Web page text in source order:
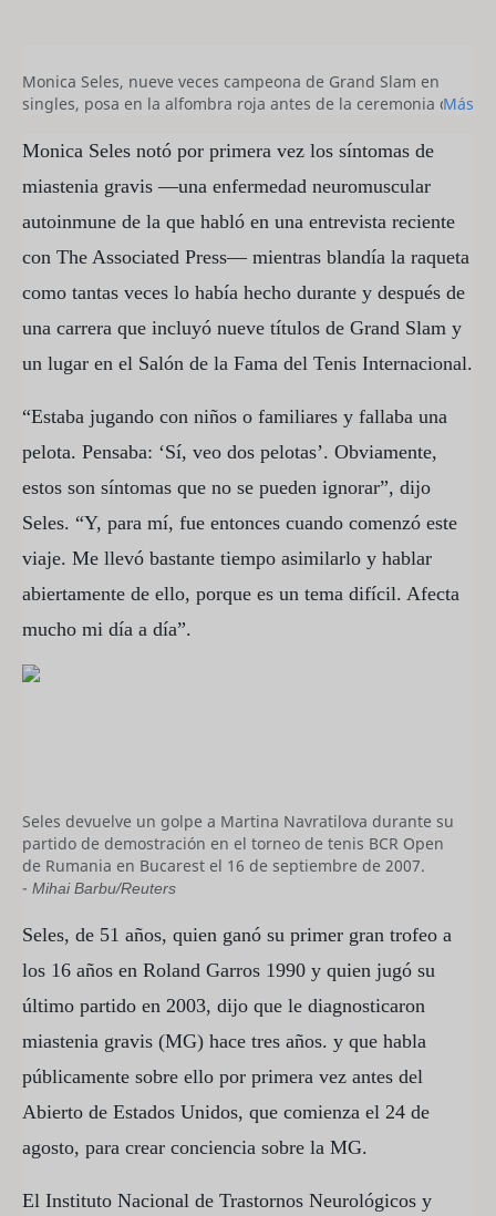
Monica Seles, nueve veces campeona de Grand Slam en
singles, posa en la alfombra roja antes de la ceremonia de
en el complejo Sporting de Montecarlo, Mónaco, el 18 de
Más
Monica Seles notó por primera vez los síntomas de
miastenia gravis —una enfermedad neuromuscular
autoinmune de la que habló en una entrevista reciente
con The Associated Press— mientras blandía la raqueta
como tantas veces lo había hecho durante y después de
una carrera que incluyó nueve títulos de Grand Slam y
un lugar en el Salón de la Fama del Tenis Internacional.
“Estaba jugando con niños o familiares y fallaba una
pelota. Pensaba: ‘Sí, veo dos pelotas’. Obviamente,
estos son síntomas que no se pueden ignorar”, dijo
Seles. “Y, para mí, fue entonces cuando comenzó este
viaje. Me llevó bastante tiempo asimilarlo y hablar
abiertamente de ello, porque es un tema difícil. Afecta
mucho mi día a día”.
Seles devuelve un golpe a Martina Navratilova durante su
partido de demostración en el torneo de tenis BCR Open
de Rumania en Bucarest el 16 de septiembre de 2007.
- Mihai Barbu/Reuters
Seles, de 51 años, quien ganó su primer gran trofeo a
los 16 años en Roland Garros 1990 y quien jugó su
último partido en 2003, dijo que le diagnosticaron
miastenia gravis (MG) hace tres años. y que habla
públicamente sobre ello por primera vez antes del
Abierto de Estados Unidos, que comienza el 24 de
agosto, para crear conciencia sobre la MG.
El Instituto Nacional de Trastornos Neurológicos y